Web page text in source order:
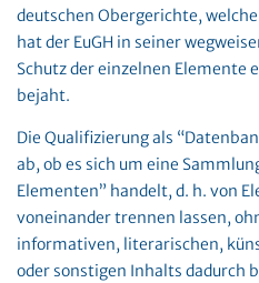
deutschen Obergerichte,
hat der EuGH in seiner
Schutz der einzelnen Elemente
bejaht.
Die Qualifizierung als
ab, ob es sich um eine
Elementen” handelt, d. h. von
voneinander trennen lassen,
informativen, literarischen,
oder sonstigen Inhalts dadurch